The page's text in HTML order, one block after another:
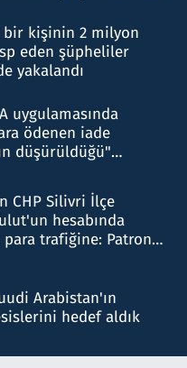
bir kişinin 2 milyon
eden şüpheliler
yakalandı
uygulamasında
ödenen iade
düşürüldüğü"
CHP Silivri İlçe
hesabında
trafiğine: Patron
Arabistan'ın
hedef aldık